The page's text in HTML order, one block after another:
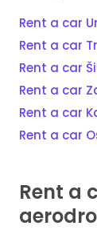
Rent a car
Rent a car
Rent a car
Rent a car
Rent a car
Rent a car
Rent a